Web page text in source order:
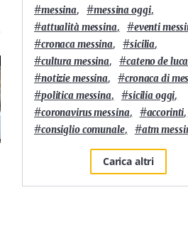
Residenze universitarie:
Banca Europea per gli
#messina, #messina oggi,
#attualità messina, #eventi
#cronaca messina, #sicilia,
#cultura messina, #cateno de luca
#notizie messina, #cronaca di
#politica messina, #sicilia oggi,
#coronavirus messina, #accorinti,
#consiglio comunale, #atm
Carica altri